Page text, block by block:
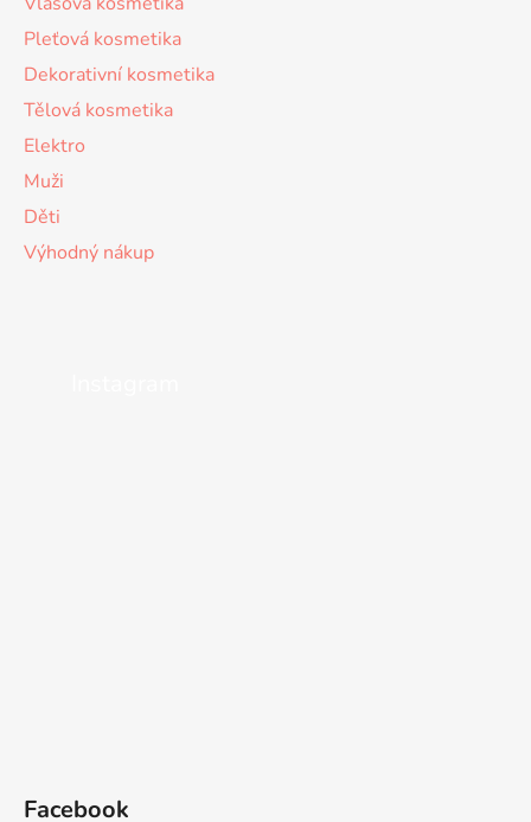
Pleťová kosmetika
Dekorativní kosmetika
Tělová kosmetika
Elektro
Muži
Děti
Výhodný nákup
Facebook